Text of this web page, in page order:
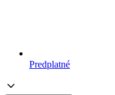
Predplatné